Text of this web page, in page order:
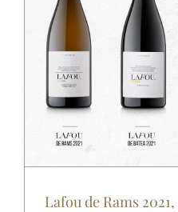
Lafou de Rams